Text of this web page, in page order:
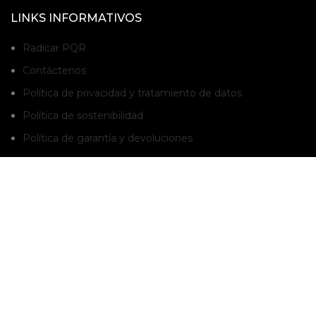
LINKS INFORMATIVOS
Radicar PQR
Contáctenos
Política de privacidad y tratamiento de datos
Política de sostenibilidad
Política de garantía y devoluciones